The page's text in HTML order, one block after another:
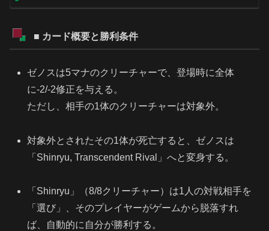
■ カード概要と勝利条件
ゼノスは5マナのクリーチャーで、登場時に全体
に-2/-2修正を与える。
ただし、相手の1体のクリーチャーは対象外。
対象外とされたその1体が死亡すると、ゼノスは
「Shinryu, Transcendent Rival」へと変身する。
「Shinryu」（8/8クリーチャー）は1人の対戦相手を
「選び」、そのプレイヤーがゲームから脱落すれ
ば、自動的に自分が勝利する。